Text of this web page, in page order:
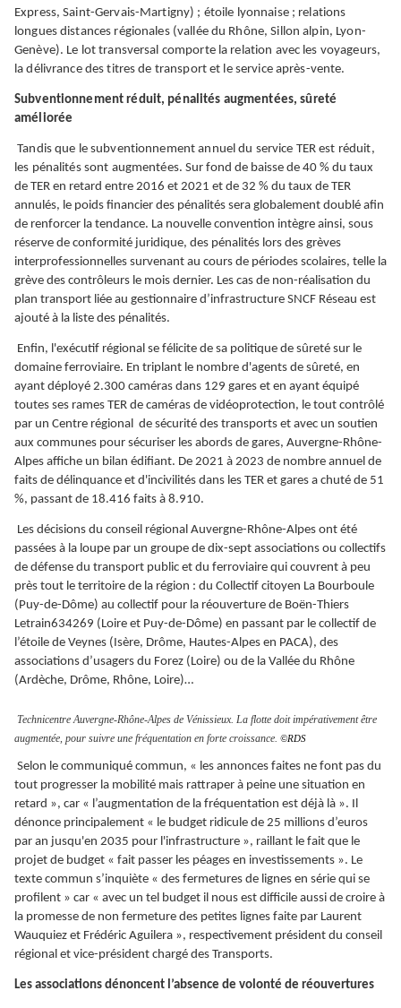
Express, Saint-Gervais-Martigny) ; étoile lyonnaise ; relations
longues distances régionales (vallée du Rhône, Sillon alpin, Lyon-
Genève). Le lot transversal comporte la relation avec les voyageurs,
la délivrance des titres de transport et le service après-vente.
Subventionnement réduit, pénalités augmentées, sûreté
améliorée
Tandis que le subventionnement annuel du service TER est réduit,
les pénalités sont augmentées.Sur fond de baisse de 40 % du taux
de TER en retard entre 2016 et 2021 et de 32 % du taux de TER
annulés, le poids financier des pénalités sera globalement doublé afin
de renforcer la tendance. La nouvelle convention intègre ainsi, sous
réserve de conformité juridique, des pénalités lors des grèves
interprofessionnelles survenant au cours de périodes scolaires, telle la
grève des contrôleurs le mois dernier. Les cas de non-réalisation du
plan transport liée au gestionnaire d’infrastructure SNCF Réseau est
ajouté à la liste des pénalités.
Enfin, l'exécutif régional se félicite de sa politique de sûreté sur le
domaine ferroviaire. En triplant le nombre d'agents de sûreté, en
ayant déployé 2.300 caméras dans 129 gares et en ayant équipé
toutes ses rames TER de caméras de vidéoprotection, le tout contrôlé
par un Centre régional de sécurité des transports et avec un soutien
aux communes pour sécuriser les abords de gares, Auvergne-Rhône-
Alpes affiche un bilan édifiant. De 2021 à 2023 de nombre annuel de
faits de délinquance et d'incivilités dans les TER et gares a chuté de 51
%, passant de 18.416 faits à 8.910.
Les décisions du conseil régional Auvergne-Rhône-Alpes ont été
passées à la loupe par un groupe de dix-sept associations ou collectifs
de défense du transport public et du ferroviaire qui couvrent à peu
près tout le territoire de la région : du Collectif citoyen La Bourboule
(Puy-de-Dôme) au collectif pour la réouverture de Boën-Thiers
Letrain634269 (Loire et Puy-de-Dôme) en passant par le collectif de
l’étoile de Veynes (Isère, Drôme, Hautes-Alpes en PACA), des
associations d’usagers du Forez (Loire) ou de la Vallée du Rhône
(Ardèche, Drôme, Rhône, Loire)…
Technicentre Auvergne-Rhône-Alpes de Vénissieux. La flotte doit impérativement être
augmentée, pour suivre une fréquentation en forte croissance. ©RDS
Selon le communiqué commun, « les annonces faites ne font pas du
tout progresser la mobilité mais rattraper à peine une situation en
retard », car « l’augmentation de la fréquentation est déjà là ». Il
dénonce principalement « le budget ridicule de 25 millions d’euros
par an jusqu'en 2035 pour l'infrastructure », raillant le fait que le
projet de budget « fait passer les péages en investissements ». Le
texte commun s’inquiète « des fermetures de lignes en série qui se
profilent » car « avec un tel budget il nous est difficile aussi de croire à
la promesse de non fermeture des petites lignes faite par Laurent
Wauquiez et Frédéric Aguilera », respectivement président du conseil
régional et vice-président chargé des Transports.
Les associations dénoncent l’absence de volonté de réouvertures